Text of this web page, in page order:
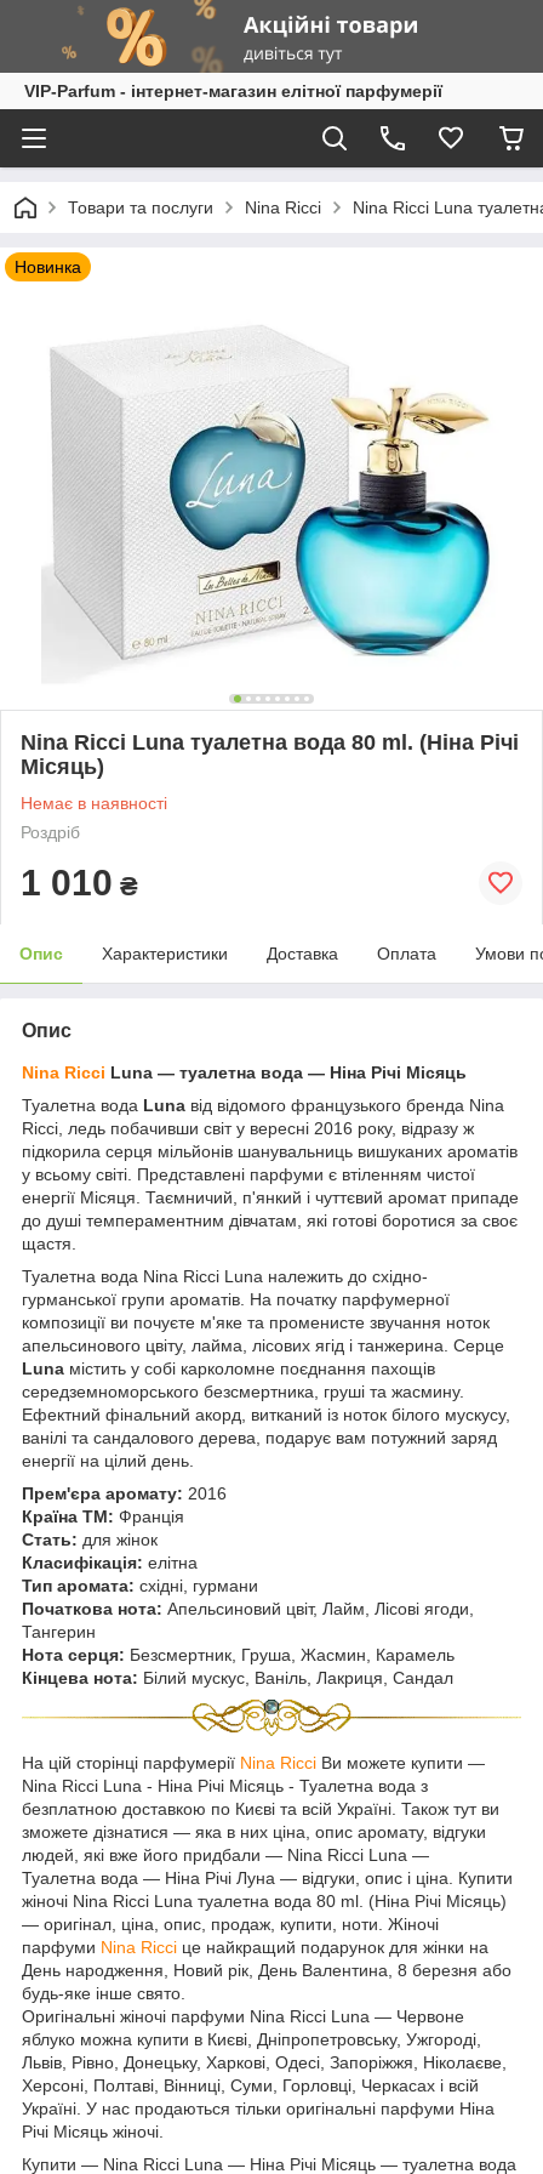
VIP-Parfum - інтернет-магазин елітної парфумерії
Товари та послуги Nina Ricci Nina Ricci Luna
Новинка
Nina Ricci Luna туалетна вода 80 ml. (Ніна Річі
Місяць)
Немає в наявності
Роздріб
1 010 ₴
Опис Характеристики Доставка Оплата Умови
Опис
Nina Ricci Luna ― туалетна вода — Ніна Річі Місяць
Туалетна вода Luna від відомого французького бренда Nina
Ricci, ледь побачивши світ у вересні 2016 року, відразу ж
підкорила серця мільйонів шанувальниць вишуканих ароматів
у всьому світі. Представлені парфуми є втіленням чистої
енергії Місяця. Таємничий, п'янкий і чуттєвий аромат припаде
до душі темпераментним дівчатам, які готові боротися за своє
щастя.
Туалетна вода Nina Ricci Luna належить до східно-
гурманської групи ароматів. На початку парфумерної
композиції ви почуєте м'яке та променисте звучання ноток
апельсинового цвіту, лайма, лісових ягід і танжерина. Серце
Luna містить у собі карколомне поєднання пахощів
середземноморського безсмертника, груші та жасмину.
Ефектний фінальний акорд, витканий із ноток білого мускусу,
ванілі та сандалового дерева, подарує вам потужний заряд
енергії на цілий день.
Прем'єра аромату: 2016
Країна ТМ: Франція
Стать: для жінок
Класифікація: елітна
Тип аромата: східні, гурмани
Початкова нота: Апельсиновий цвіт, Лайм, Лісові ягоди,
Тангерин
Нота серця: Безсмертник, Груша, Жасмин, Карамель
Кінцева нота: Білий мускус, Ваніль, Лакриця, Сандал
На цій сторінці парфумерії Nina Ricci Ви можете купити —
Nina Ricci Luna - Ніна Річі Місяць - Туалетна вода з
безплатною доставкою по Києві та всій Україні. Також тут ви
зможете дізнатися — яка в них ціна, опис аромату, відгуки
людей, які вже його придбали — Nina Ricci Luna —
Туалетна вода — Ніна Річі Луна — відгуки, опис і ціна. Купити
жіночі Nina Ricci Luna туалетна вода 80 ml. (Ніна Річі Місяць)
— оригінал, ціна, опис, продаж, купити, ноти. Жіночі
парфуми Nina Ricci це найкращий подарунок для жінки на
День народження, Новий рік, День Валентина, 8 березня або
будь-яке інше свято.
Оригінальні жіночі парфуми Nina Ricci Luna — Червоне
яблуко можна купити в Києві, Дніпропетровську, Ужгороді,
Львів, Рівно, Донецьку, Харкові, Одесі, Запоріжжя, Ніколаєве,
Херсоні, Полтаві, Вінниці, Суми, Горловці, Черкасах і всій
Україні. У нас продаються тільки оригінальні парфуми Ніна
Річі Місяць жіночі.
Купити — Nina Ricci Luna — Ніна Річі Місяць — туалетна вода